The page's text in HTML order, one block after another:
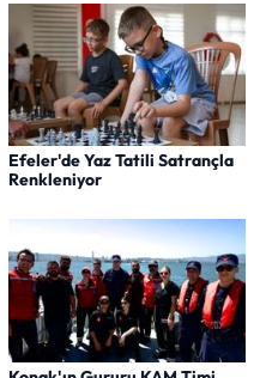
Efeler'de Yaz Tatili Satrançla
Renkleniyor